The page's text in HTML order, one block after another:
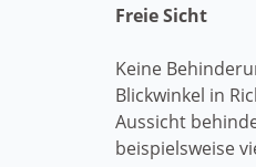
Freie Sicht
Keine
Blickwinkel in
Aussicht
beispielsweise